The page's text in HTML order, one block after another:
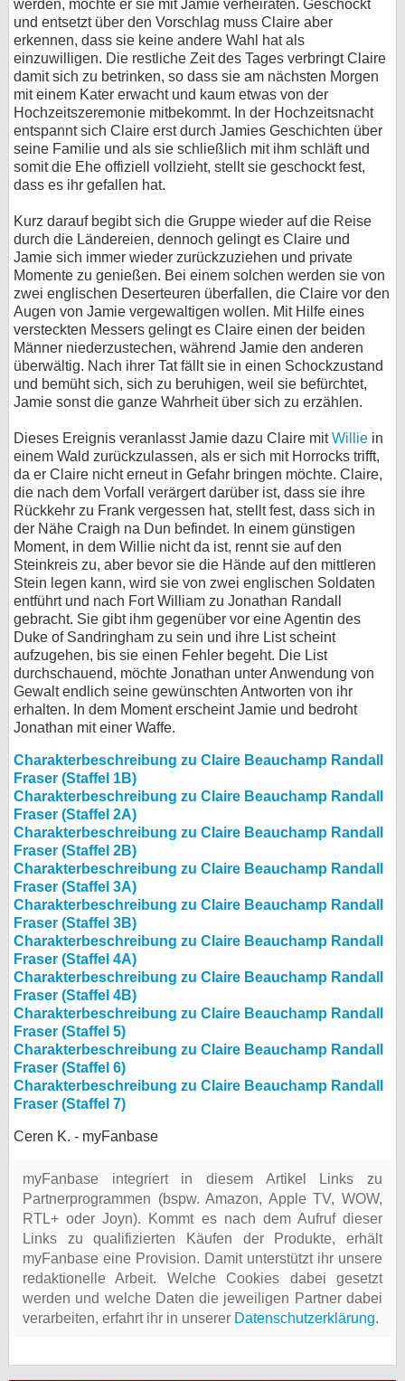
werden, möchte er sie mit Jamie verheiraten. Geschockt
und entsetzt über den Vorschlag muss Claire aber
erkennen, dass sie keine andere Wahl hat als
einzuwilligen. Die restliche Zeit des Tages verbringt Claire
damit sich zu betrinken, so dass sie am nächsten Morgen
mit einem Kater erwacht und kaum etwas von der
Hochzeitszeremonie mitbekommt. In der Hochzeitsnacht
entspannt sich Claire erst durch Jamies Geschichten über
seine Familie und als sie schließlich mit ihm schläft und
somit die Ehe offiziell vollzieht, stellt sie geschockt fest,
dass es ihr gefallen hat.
Kurz darauf begibt sich die Gruppe wieder auf die Reise
durch die Ländereien, dennoch gelingt es Claire und
Jamie sich immer wieder zurückzuziehen und private
Momente zu genießen. Bei einem solchen werden sie von
zwei englischen Deserteuren überfallen, die Claire vor den
Augen von Jamie vergewaltigen wollen. Mit Hilfe eines
versteckten Messers gelingt es Claire einen der beiden
Männer niederzustechen, während Jamie den anderen
überwältig. Nach ihrer Tat fällt sie in einen Schockzustand
und bemüht sich, sich zu beruhigen, weil sie befürchtet,
Jamie sonst die ganze Wahrheit über sich zu erzählen.
Dieses Ereignis veranlasst Jamie dazu Claire mitWillie in
einem Wald zurückzulassen, als er sich mit Horrocks trifft,
da er Claire nicht erneut in Gefahr bringen möchte. Claire,
die nach dem Vorfall verärgert darüber ist, dass sie ihre
Rückkehr zu Frank vergessen hat, stellt fest, dass sich in
der Nähe Craigh na Dun befindet. In einem günstigen
Moment, in dem Willie nicht da ist, rennt sie auf den
Steinkreis zu, aber bevor sie die Hände auf den mittleren
Stein legen kann, wird sie von zwei englischen Soldaten
entführt und nach Fort William zu Jonathan Randall
gebracht. Sie gibt ihm gegenüber vor eine Agentin des
Duke of Sandringham zu sein und ihre List scheint
aufzugehen, bis sie einen Fehler begeht. Die List
durchschauend, möchte Jonathan unter Anwendung von
Gewalt endlich seine gewünschten Antworten von ihr
erhalten. In dem Moment erscheint Jamie und bedroht
Jonathan mit einer Waffe.
Charakterbeschreibung zu Claire Beauchamp Randall
Fraser (Staffel 1B)
Charakterbeschreibung zu Claire Beauchamp Randall
Fraser (Staffel 2A)
Charakterbeschreibung zu Claire Beauchamp Randall
Fraser (Staffel 2B)
Charakterbeschreibung zu Claire Beauchamp Randall
Fraser (Staffel 3A)
Charakterbeschreibung zu Claire Beauchamp Randall
Fraser (Staffel 3B)
Charakterbeschreibung zu Claire Beauchamp Randall
Fraser (Staffel 4A)
Charakterbeschreibung zu Claire Beauchamp Randall
Fraser (Staffel 4B)
Charakterbeschreibung zu Claire Beauchamp Randall
Fraser (Staffel 5)
Charakterbeschreibung zu Claire Beauchamp Randall
Fraser (Staffel 6)
Charakterbeschreibung zu Claire Beauchamp Randall
Fraser (Staffel 7)
Ceren K. - myFanbase
myFanbase integriert in diesem Artikel Links zu
Partnerprogrammen (bspw. Amazon, Apple TV, WOW,
RTL+ oder Joyn). Kommt es nach dem Aufruf dieser
Links zu qualifizierten Käufen der Produkte, erhält
myFanbase eine Provision. Damit unterstützt ihr unsere
redaktionelle Arbeit. Welche Cookies dabei gesetzt
werden und welche Daten die jeweiligen Partner dabei
verarbeiten, erfahrt ihr in unserer Datenschutzerklärung.